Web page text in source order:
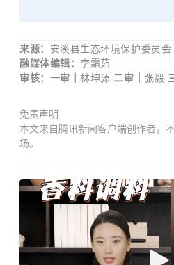
来源： 安溪县生态环境保护委员会
融媒体编辑：李霜茹
审核： 一审｜林坤源 二审 张毅
免责声明
本文来自腾讯新闻客户端创作者，
场。